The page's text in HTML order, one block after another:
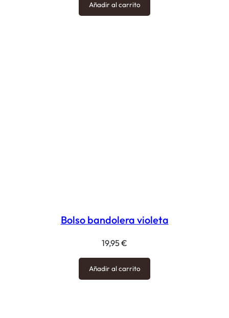
Añadir al carrito
Bolso bandolera violeta
19,95€
Añadir al carrito